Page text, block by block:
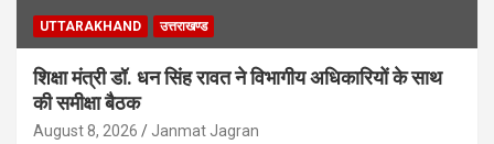
UTTARAKHAND उत्तराखण्ड
शिक्षा मंत्री डॉ. धन सिंह रावत ने विभागीय अधिकारियों के साथ
की समीक्षा बैठक
August 8, 2026 Janmat Jagran